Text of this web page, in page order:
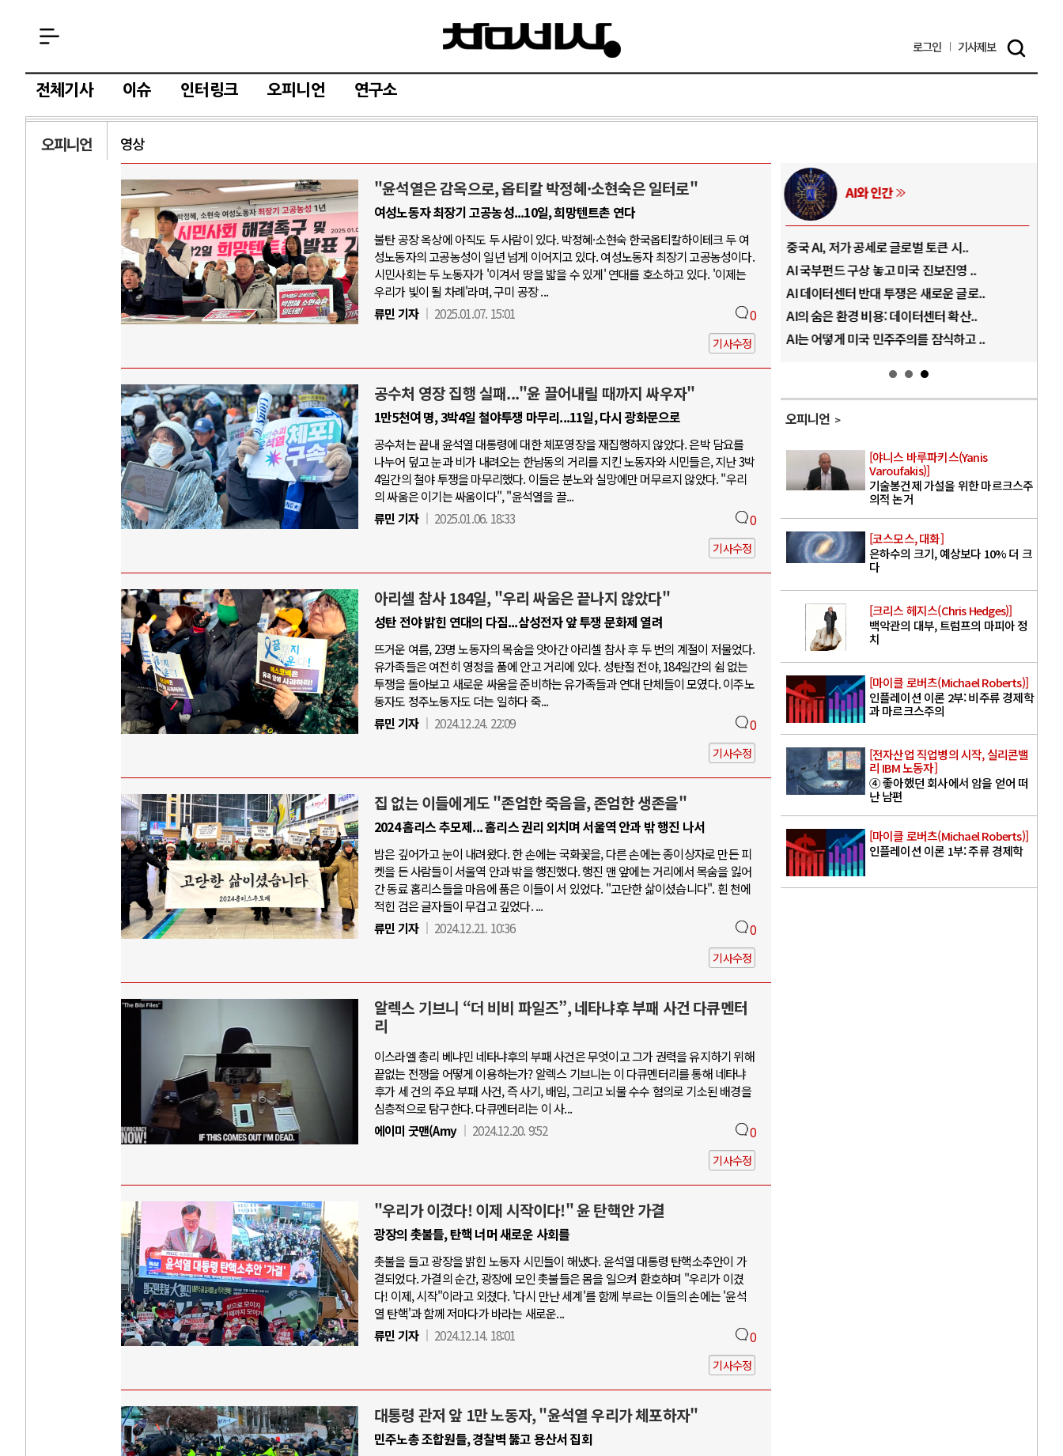
로그인 기사제보
전체기사 이슈 인터링크 오피니언 연구소
오피니언 영상
"윤석열은 감옥으로, 옵티칼 박정혜·소현숙은 일터로"
여성노동자 최장기 고공농성...10일, 희망텐트촌 연다
불탄 공장 옥상에 아직도 두 사람이 있다. 박정혜·소현숙 한국옵티칼하이테크 두 여
성노동자의 고공농성이 일년 넘게 이어지고 있다. 여성노동자 최장기 고공농성이다.
시민사회는 두 노동자가 '이겨서 땅을 밟을 수 있게' 연대를 호소하고 있다. '이제는
우리가 빛이 될 차례'라며, 구미 공장 ...
류민 기자
2025.01.07. 15:01 0
기사수정
공수처 영장 집행 실패..."윤 끌어내릴 때까지 싸우자"
1만5천여 명, 3박4일 철야투쟁 마무리...11일, 다시 광화문으로
공수처는 끝내 윤석열 대통령에 대한 체포영장을 재집행하지 않았다. 은박 담요를
나누어 덮고 눈과 비가 내려오는 한남동의 거리를 지킨 노동자와 시민들은, 지난 3박
4일간의 철야 투쟁을 마무리했다. 이들은 분노와 실망에만 머무르지 않았다. "우리
의 싸움은 이기는 싸움이다", "윤석열을 끌...
류민 기자
2025.01.06. 18:33 0
기사수정
아리셀 참사 184일, "우리 싸움은 끝나지 않았다"
성탄 전야 밝힌 연대의 다짐...삼성전자 앞 투쟁 문화제 열려
뜨거운 여름, 23명 노동자의 목숨을 앗아간 아리셀 참사 후 두 번의 계절이 저물었다.
유가족들은 여전히 영정을 품에 안고 거리에 있다. 성탄절 전야, 184일간의 쉼 없는
투쟁을 돌아보고 새로운 싸움을 준비하는 유가족들과 연대 단체들이 모였다. 이주노
동자도 정주노동자도 더는 일하다 죽...
류민 기자
2024.12.24. 22:09 0
기사수정
집 없는 이들에게도 "존엄한 죽음을, 존엄한 생존을"
2024 홈리스 추모제... 홈리스 권리 외치며 서울역 안과 밖 행진 나서
밤은 깊어가고 눈이 내려왔다. 한 손에는 국화꽃을, 다른 손에는 종이상자로 만든 피
켓을 든 사람들이 서울역 안과 밖을 행진했다. 행진 맨 앞에는 거리에서 목숨을 잃어
간 동료 홈리스들을 마음에 품은 이들이 서 있었다. "고단한 삶이셨습니다". 흰 천에
적힌 검은 글자들이 무겁고 깊었다. ...
류민 기자
2024.12.21. 10:36 0
기사수정
알렉스 기브니 “더 비비 파일즈”, 네타냐후 부패 사건 다큐멘터
리
이스라엘 총리 베냐민 네타냐후의 부패 사건은 무엇이고 그가 권력을 유지하기 위해
끝없는 전쟁을 어떻게 이용하는가? 알렉스 기브니는 이 다큐멘터리를 통해 네타냐
후가 세 건의 주요 부패 사건, 즉 사기, 배임, 그리고 뇌물 수수 혐의로 기소된 배경을
심층적으로 탐구한다. 다큐멘터리는 이 사...
에이미 굿맨(Amy
2024.12.20. 9:52 0
기사수정
"우리가 이겼다! 이제 시작이다!" 윤 탄핵안 가결
광장의 촛불들, 탄핵 너머 새로운 사회를
촛불을 들고 광장을 밝힌 노동자 시민들이 해냈다. 윤석열 대통령 탄핵소추안이 가
결되었다. 가결의 순간, 광장에 모인 촛불들은 몸을 일으켜 환호하며 "우리가 이겼
다! 이제, 시작"이라고 외쳤다. '다시 만난 세계'를 함께 부르는 이들의 손에는 '윤석
열 탄핵'과 함께 저마다가 바라는 새로운...
류민 기자
2024.12.14. 18:01 0
기사수정
대통령 관저 앞 1만 노동자, "윤석열 우리가 체포하자"
민주노총 조합원들, 경찰벽 뚫고 용산서 집회
AI와 인간
중국 AI, 저가 공세로 글로벌 토큰 시..
AI 국부펀드 구상 놓고 미국 진보진영 ..
AI 데이터센터 반대 투쟁은 새로운 글로..
AI의 숨은 환경 비용: 데이터센터 확산..
러시아-우크라이나 전쟁
전쟁의 추상화: 우크라이나, 대리전의 역..
EU·우크라이나 드론 협력 직후, 러시아..
나토, 우크라 군사지원 2027년까지 공..
우크라이나, 덴마크, 에스토니아, 네덜란..
중동 위기
호르무즈 갈등 격화, 트럼프 정치·경제 ..
호르무즈 해협 통행료를 철회한 트럼프
이란, 호르무즈 해협 봉쇄 선택한 배경
하마스, 가자 통치권 이양으로 휴전 의지..
AI와 인간
중국 AI, 저가 공세로 글로벌 토큰 시..
AI 국부펀드 구상 놓고 미국 진보진영 ..
AI 데이터센터 반대 투쟁은 새로운 글로..
AI의 숨은 환경 비용: 데이터센터 확산..
AI는 어떻게 미국 민주주의를 잠식하고 ..
오피니언
[야니스 바루파키스(Yanis
Varoufakis)]
기술봉건제 가설을 위한 마르크스주
의적 논거
[코스모스, 대화]
은하수의 크기, 예상보다 10% 더 크
다
[크리스 헤지스(Chris Hedges)]
백악관의 대부, 트럼프의 마피아 정
치
[마이클 로버츠(Michael Roberts)]
인플레이션 이론 2부: 비주류 경제학
과 마르크스주의
[전자산업 직업병의 시작, 실리콘밸
리 IBM 노동자]
④ 좋아했던 회사에서 암을 얻어 떠
난 남편
[마이클 로버츠(Michael Roberts)]
인플레이션 이론 1부: 주류 경제학